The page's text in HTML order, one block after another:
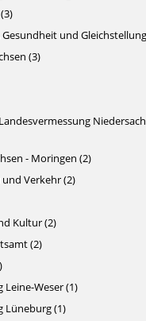
und
(3)
- Moringen (2)
Verkehr (2)
Kultur (2)
(2)
Weser (1)
Lüneburg (1)